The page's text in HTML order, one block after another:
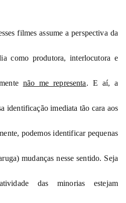
filmes assume a perspectiva da
como produtora, interlocutora e
não me representa. E aí, a
identificação imediata tão cara aos
podemos identificar pequenas
mudanças nesse sentido. Seja
das minorias estejam